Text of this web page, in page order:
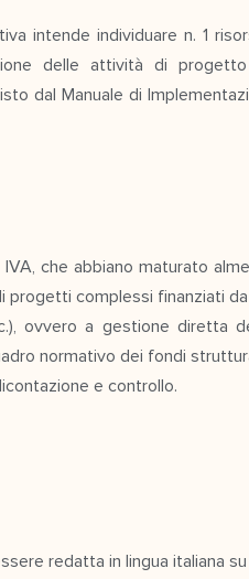
intende individuare n. 1
delle attività di
dal Manuale di
che abbiano maturato
complessi finanziati
ovvero a gestione diretta
normativo dei fondi
e controllo.
redatta in lingua italiana